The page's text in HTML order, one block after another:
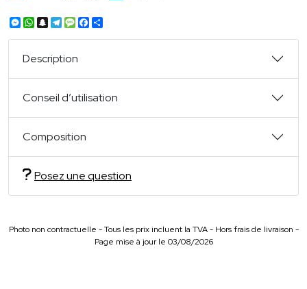
Messenger
WhatsApp
Snapchat
Telegram
Message
Facebook
Description
Conseil d’utilisation
Composition
Posez une question
Photo non contractuelle - Tous les prix incluent la TVA - Hors frais de livraison -
Page mise à jour le 03/08/2026